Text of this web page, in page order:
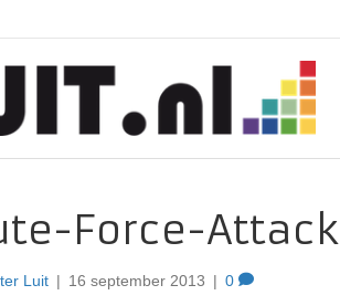
Force-Attack
Luit | 16 september 2013 | 0